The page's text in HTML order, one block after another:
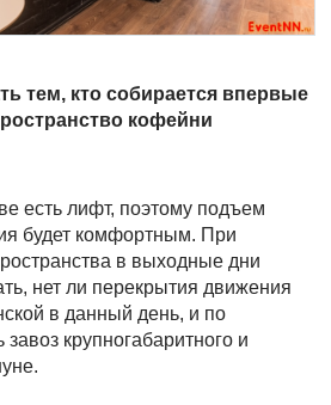
тем, кто собирается впервые
кофейни
есть лифт, поэтому подъем
будет комфортным. При
в выходные дни
нет ли перекрытия движения
в данный день, и по
крупногабаритного и